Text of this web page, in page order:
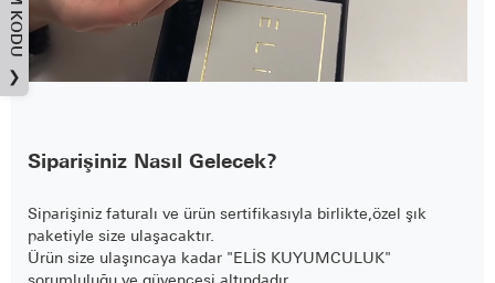
Siparişiniz Nasıl Gelecek?
Siparişiniz faturalı ve ürün sertifikasıyla birlikte,özel şık
paketiyle size ulaşacaktır.
Ürün size ulaşıncaya kadar "ELİS KUYUMCULUK"
❯